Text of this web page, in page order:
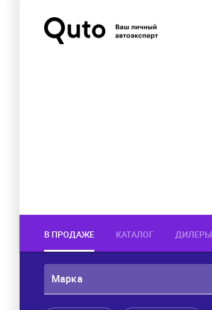
В ПРОДАЖЕ КАТАЛОГ ДИЛЕРЫ
Марка